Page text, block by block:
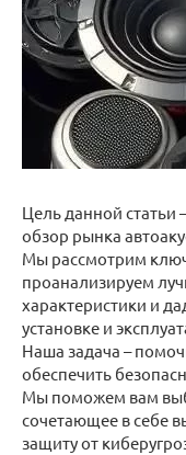
Цель данной статьи
обзор рынка
Мы рассмотрим
проанализируем
характеристики и
установке и
Наша задача –
обеспечить
Мы поможем вам
сочетающее в себе
защиту от